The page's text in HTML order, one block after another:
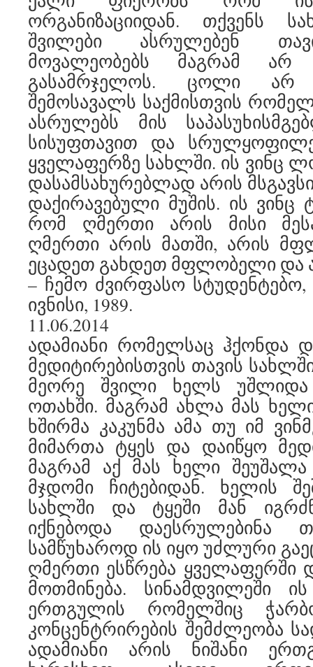
ორგანიზაციიდან. თქვენს
შვილები ასრულებენ
მოვალეობებს მაგრამ არ
გასამრჯელოს. ცოლი არ
შემოსავალს საქმისთვის
ასრულებს მის
სისუფთავით და
ყველაფერზე სახლში. ის ვინც
დასამსახურებლად არის
დაქირავებული მუშის. ის ვინც
რომ ღმერთი არის მისი
ღმერთი არის მათში, არის
ეცადეთ გახდეთ მფლობელი და
– ჩემო ძვირფასო სტუდენტებო,
ივნისი, 1989.
11.06.2014
ადამიანი რომელსაც ჰქონდა
მედიტირებისთვის თავის
მეორე შვილი ხელს უშლიდა
ოთახში. მაგრამ ახლა მას
ხშირმა კაკუნმა ამა თუ იმ
მიმართა ტყეს და დაიწყო
მაგრამ აქ მას ხელი შეუშალა
მჯდომი ჩიტებიდან. ხელის
სახლში და ტყეში მან
იქნებოდა დაესრულებინა
სამწუხაროდ ის იყო უძლური
ღმერთი ესწრება ყველაფერში
მოთმინება. სინამდვილეში
ერთგულის რომელშიც
კონცენტრირების შემძლეობა
ადამიანი არის ნიშანი